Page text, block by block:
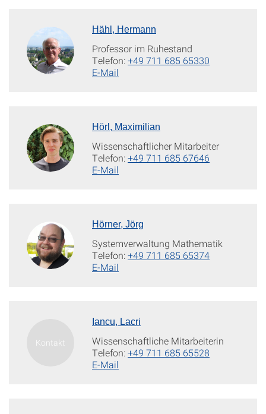
Hähl, Hermann
Professor im Ruhestand
Telefon:+49 711 685 65330
E-Mail
Hörl, Maximilian
Wissenschaftlicher Mitarbeiter
Telefon:+49 711 685 67646
E-Mail
Hörner, Jörg
Systemverwaltung Mathematik
Telefon:+49 711 685 65374
E-Mail
Iancu, Lacri
Wissenschaftliche Mitarbeiterin
Telefon:+49 711 685 65528
E-Mail